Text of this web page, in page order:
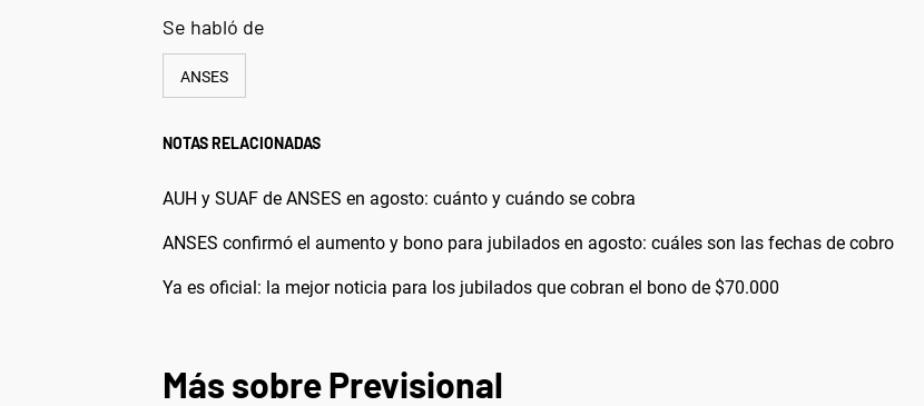
Se habló de
ANSES
NOTAS RELACIONADAS
AUH y SUAF de ANSES en agosto: cuánto y cuándo se cobra
ANSES confirmó el aumento y bono para jubilados en agosto: cuáles son las fechas de cobro
Ya es oficial: la mejor noticia para los jubilados que cobran el bono de $70.000
Más sobre Previsional